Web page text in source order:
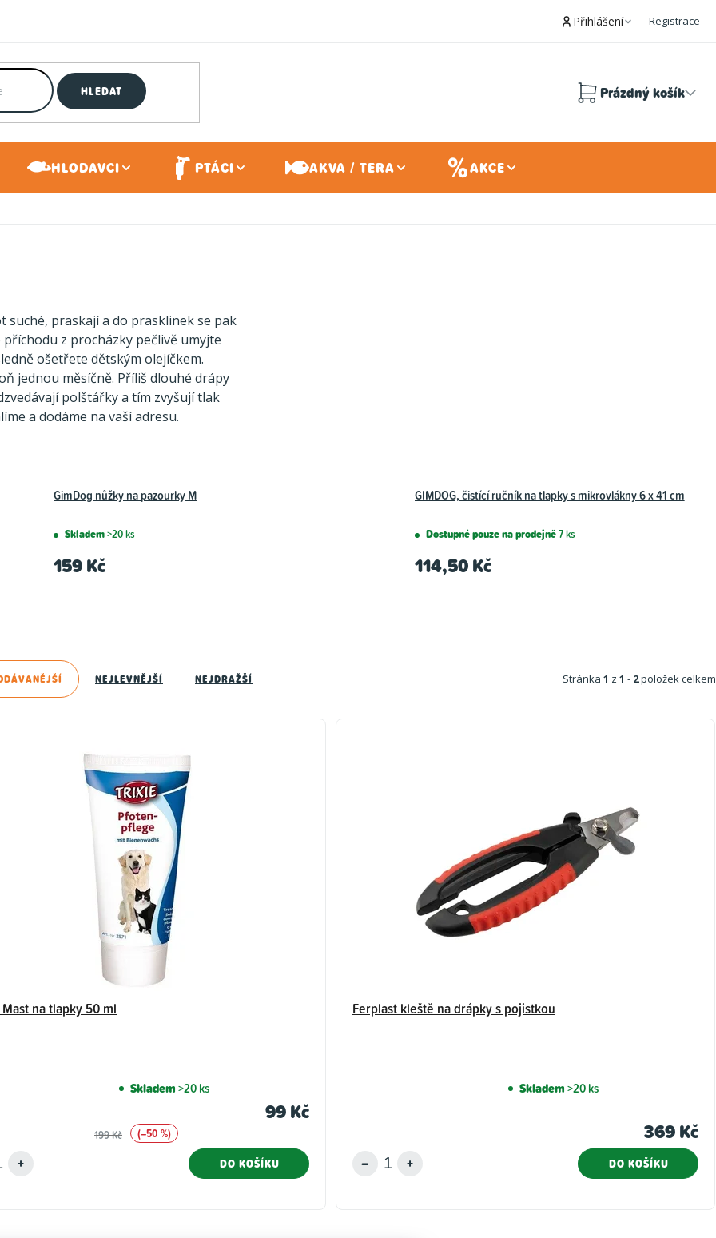
Přihlášení Registrace
HLEDAT Prázdný košík
HLODAVCI PTÁCI AKVA / TERA AKCE
suché, praskají a do prasklinek se pak
z procházky pečlivě umyjte
ošetřete dětským olejíčkem.
jednou měsíčně. Příliš dlouhé drápy
polštářky a tím zvyšují tlak
a dodáme na vaší adresu.
GimDog nůžky na pazourky M
Skladem>20 ks
159 Kč
GIMDOG, čistící ručník na tlapky s mikrovlákny 6 x 41 cm
Dostupné pouze na prodejně7 ks
114,50 Kč
Stránka 1 z 1 - 2položek celkem
NEJLEVNĚJŠÍ NEJDRAŽŠÍ
Mast na tlapky 50 ml
Skladem>20 ks
99 Kč
199 Kč
(–50 %)
DO KOŠÍKU
Ferplast kleště na drápky s pojistkou
Skladem>20 ks
369 Kč
DO KOŠÍKU